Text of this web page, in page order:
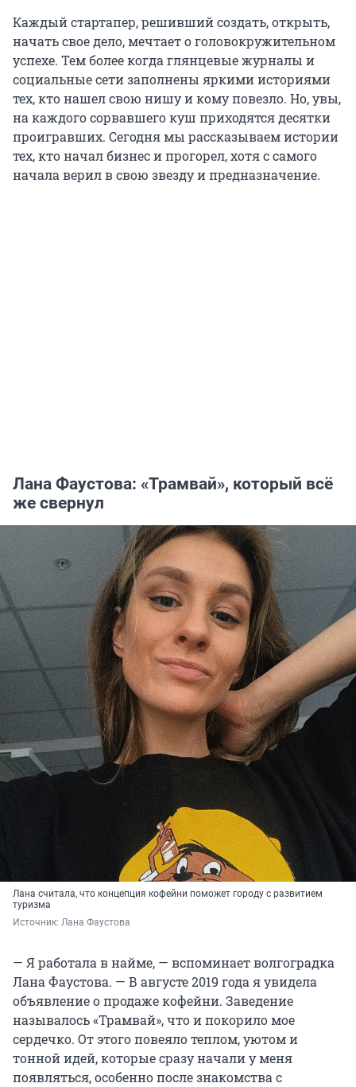
Каждый стартапер, решивший создать, открыть,
начать свое дело, мечтает о головокружительном
успехе. Тем более когда глянцевые журналы и
социальные сети заполнены яркими историями
тех, кто нашел свою нишу и кому повезло. Но, увы,
на каждого сорвавшего куш приходятся десятки
проигравших. Сегодня мы рассказываем истории
тех, кто начал бизнес и прогорел, хотя с самого
начала верил в свою звезду и предназначение.
Лана Фаустова: «Трамвай», который всё
же свернул
Лана считала, что концепция кофейни поможет городу с развитием
туризма
Источник: Лана Фаустова
— Я работала в найме, — вспоминает волгоградка
Лана Фаустова. — В августе 2019 года я увидела
объявление о продаже кофейни. Заведение
называлось «Трамвай», что и покорило мое
сердечко. От этого повеяло теплом, уютом и
тонной идей, которые сразу начали у меня
появляться, особенно после знакомства с